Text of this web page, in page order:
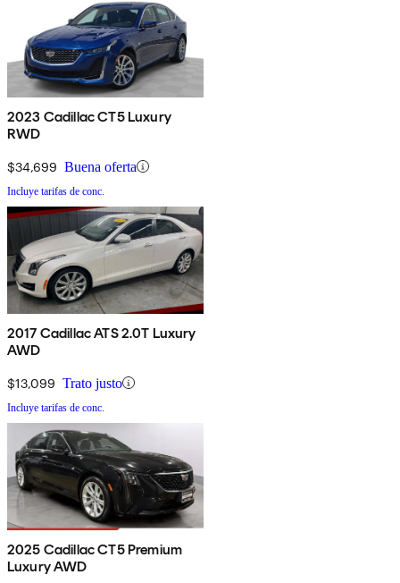
2023 Cadillac CT5 Luxury
RWD
$34,699 Buena oferta
Incluye tarifas de conc.
2017 Cadillac ATS 2.0T Luxury
AWD
$13,099 Trato justo
Incluye tarifas de conc.
2025 Cadillac CT5 Premium
Luxury AWD